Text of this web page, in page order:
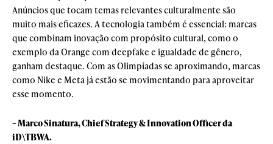
Anúncios que tocam temas relevantes culturalmente são
muito mais eficazes. A tecnologia também é essencial: marcas
que combinam inovação com propósito cultural, como o
exemplo da Orange com deepfake e igualdade de gênero,
ganham destaque. Com as Olimpíadas se aproximando, marcas
como Nike e Meta já estão se movimentando para aproveitar
esse momento.
– Marco Sinatura, Chief Strategy & Innovation Officer da
iD\TBWA.